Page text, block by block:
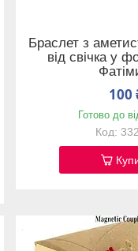
Браслет з
від свічка у
100
Готово до